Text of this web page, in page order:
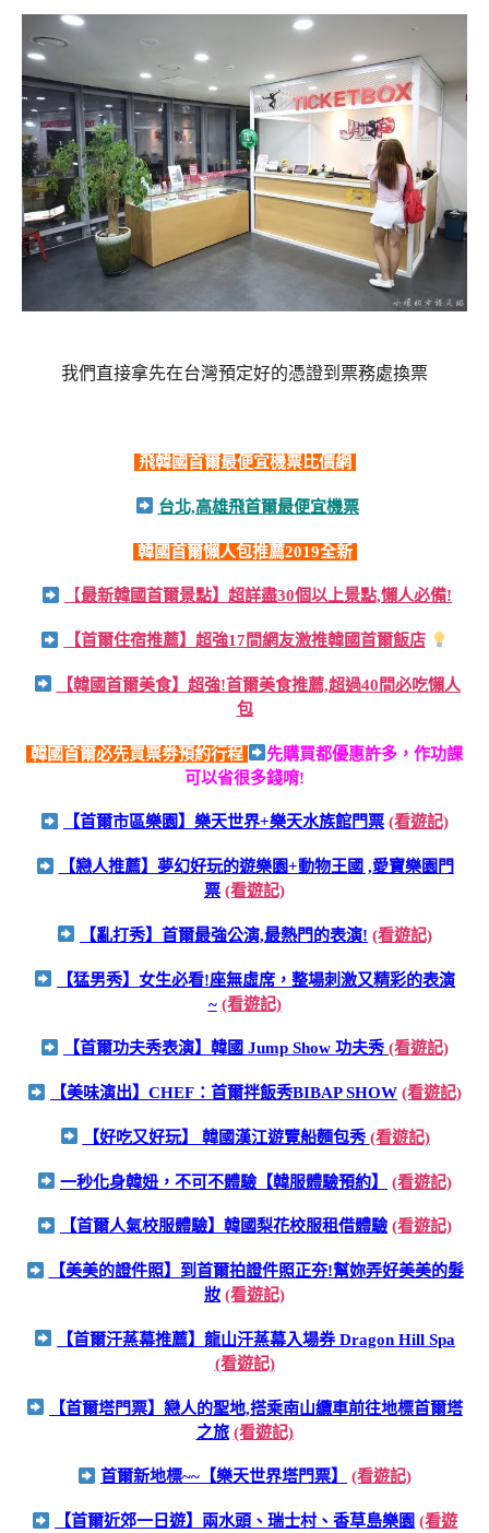
我們直接拿先在台灣預定好的憑證到票務處換票
飛韓國首爾最便宜機票比價網
台北,高雄飛首爾最便宜機票
韓國首爾懶人包推薦2019全新
【最新韓國首爾景點】超詳盡30個以上景點,懶人必備!
【首爾住宿推薦】超強17間網友激推韓國首爾飯店
【韓國首爾美食】超強!首爾美食推薦,超過40間必吃懶人
包
韓國首爾必先買票劵預約行程
先購買都優惠許多，作功課
可以省很多錢唷!
【首爾市區樂園】樂天世界+樂天水族館門票 (看遊記)
【戀人推薦】夢幻好玩的遊樂園+動物王國 ,愛寶樂園門
票 (看遊記)
【亂打秀】首爾最強公演,最熱門的表演! (看遊記)
【猛男秀】女生必看!座無虛席，整場刺激又精彩的表演
~ (看遊記)
【首爾功夫秀表演】韓國 Jump Show 功夫秀 (看遊記)
【美味演出】CHEF：首爾拌飯秀BIBAP SHOW (看遊記)
【好吃又好玩】 韓國漢江遊覽船麵包秀 (看遊記)
一秒化身韓妞，不可不體驗【韓服體驗預約】 (看遊記)
【首爾人氣校服體驗】韓國梨花校服租借體驗 (看遊記)
【美美的證件照】到首爾拍證件照正夯!幫妳弄好美美的髮
妝 (看遊記)
【首爾汗蒸幕推薦】龍山汗蒸幕入場券 Dragon Hill Spa
(看遊記)
【首爾塔門票】戀人的聖地,搭乘南山纜車前往地標首爾塔
之旅 (看遊記)
首爾新地標~~【樂天世界塔門票】 (看遊記)
【首爾近郊一日遊】兩水頭、瑞士村、香草島樂園 (看遊